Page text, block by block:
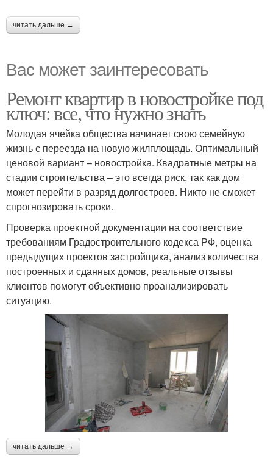
читать дальше →
Вас может заинтересовать
Ремонт квартир в новостройке под
ключ: все, что нужно знать
Молодая ячейка общества начинает свою семейную
жизнь с переезда на новую жилплощадь. Оптимальный
ценовой вариант – новостройка. Квадратные метры на
стадии строительства – это всегда риск, так как дом
может перейти в разряд долгостроев. Никто не сможет
спрогнозировать сроки.
Проверка проектной документации на соответствие
требованиям Градостроительного кодекса РФ, оценка
предыдущих проектов застройщика, анализ количества
построенных и сданных домов, реальные отзывы
клиентов помогут объективно проанализировать
ситуацию.
читать дальше →